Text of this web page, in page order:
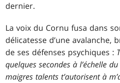
dernier.
La voix du Cornu fusa dans
délicatesse d’une avalanche,
de ses défenses psychiques :
quelques secondes à l’échelle
maigres talents t’autorisent à